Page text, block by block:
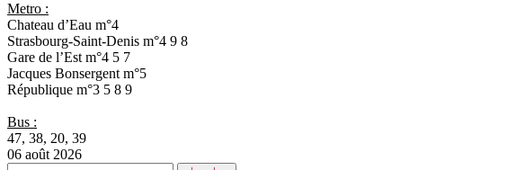
Metro :
Chateau d’Eau m°4
Strasbourg-Saint-Denis m°4 9 8
Gare de l’Est m°4 5 7
Jacques Bonsergent m°5
République m°3 5 8 9
Bus :
47, 38, 20, 39
06 août 2026